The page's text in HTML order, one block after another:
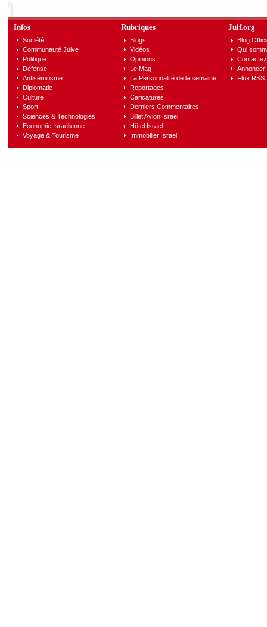
Infos
Société
Communauté Juive
Politique
Défense
Antisémitisme
Diplomatie
Culture
Sport
Sciences & Technologies
Economie Israélienne
Voyage & Tourisme
Rubriques
Blogs
Vidéos
Opinions
Le Mag
La Personnalité de la semaine
Reportages
Caricatures
Derniers Commentaires
Billet Avion Israel
Hôtel Israel
Immobilier Israel
Juif.org
Blog
Qui
Annoncer
Flux RSS